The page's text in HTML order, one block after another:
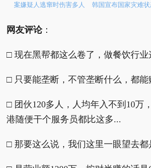
案嫌疑人逃窜时伤害多人 韩国宣布国家灾难
网友评论：
□ 现在黑帮都这么卷了，做餐饮行业
□ 只要能垄断，不管垄断什么，都能
□ 团伙120多人，人均年入不到10万
港随便干个服务员都比这多...
□ 那要这么说，我们这里一眼望去都